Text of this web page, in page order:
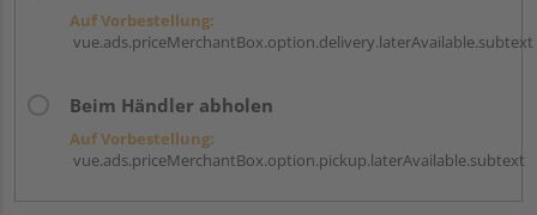
Auf Vorbestellung:
vue.ads.priceMerchantBox.option.delivery.laterAvailable.subtext
Beim Händler abholen
Auf Vorbestellung:
vue.ads.priceMerchantBox.option.pickup.laterAvailable.subtext